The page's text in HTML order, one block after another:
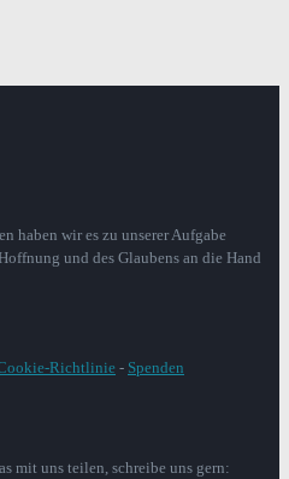
haben wir es zu unserer Aufgabe
und des Glaubens an die Hand
Richtlinie - Spenden
mit uns teilen, schreibe uns gern: